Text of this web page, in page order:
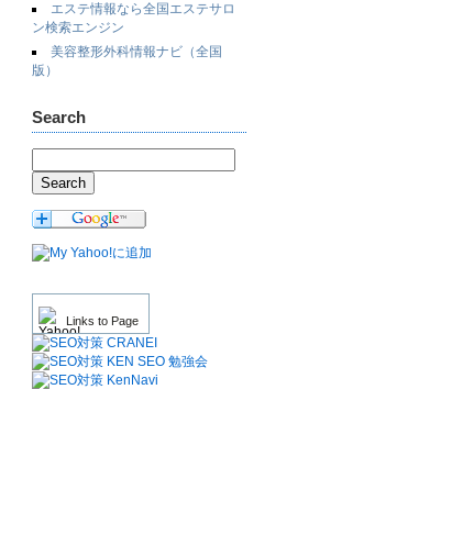
エステ情報なら全国エステサロ
ン検索エンジン
美容整形外科情報ナビ（全国
版）
Search
Links to Page